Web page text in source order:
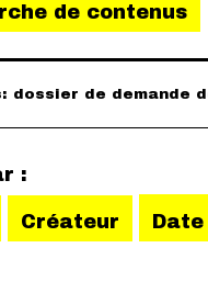
de contenus
dossier de demande
:
Créateur